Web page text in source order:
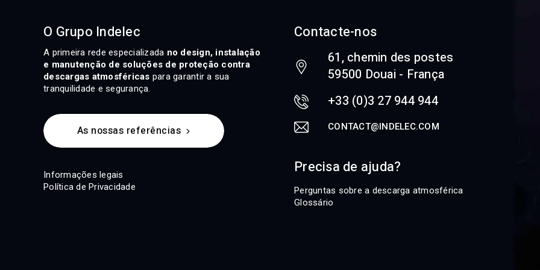
O Grupo Indelec
A primeira rede especializada no design, instalação
e manutenção de soluções de proteção contra
descargas atmosféricas para garantir a sua
tranquilidade e segurança.
As nossas referências
Informações legais
Política de Privacidade
Contacte-nos
61, chemin des postes
59500 Douai - França
+33 (0)3 27 944 944
CONTACT@INDELEC.COM
Precisa de ajuda?
Perguntas sobre a descarga atmosférica
Glossário